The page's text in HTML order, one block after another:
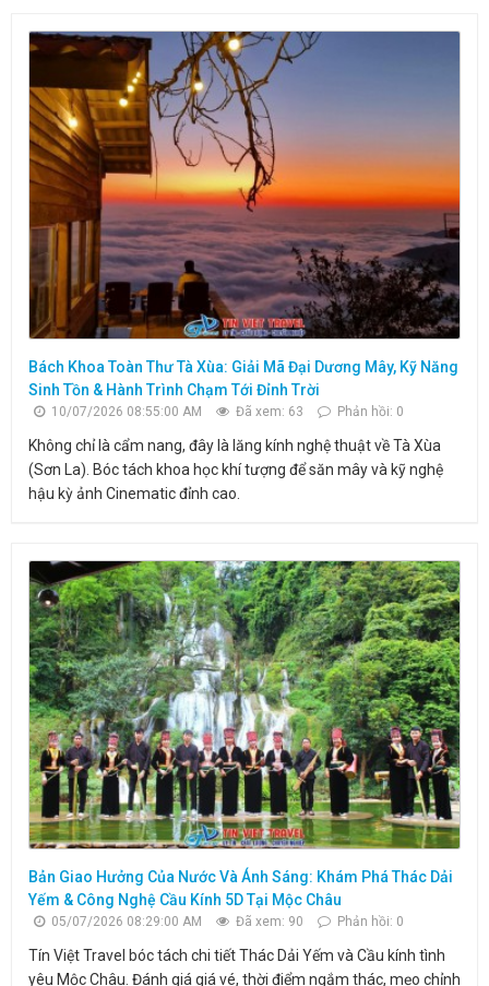
Bách Khoa Toàn Thư Tà Xùa: Giải Mã Đại Dương Mây, Kỹ Năng
Sinh Tồn & Hành Trình Chạm Tới Đỉnh Trời
10/07/2026 08:55:00 AM Đã xem: 63 Phản hồi: 0
Không chỉ là cẩm nang, đây là lăng kính nghệ thuật về Tà Xùa
(Sơn La). Bóc tách khoa học khí tượng để săn mây và kỹ nghệ
hậu kỳ ảnh Cinematic đỉnh cao.
Bản Giao Hưởng Của Nước Và Ánh Sáng: Khám Phá Thác Dải
Yếm & Công Nghệ Cầu Kính 5D Tại Mộc Châu
05/07/2026 08:29:00 AM Đã xem: 90 Phản hồi: 0
Tín Việt Travel bóc tách chi tiết Thác Dải Yếm và Cầu kính tình
yêu Mộc Châu. Đánh giá giá vé, thời điểm ngắm thác, mẹo chỉnh